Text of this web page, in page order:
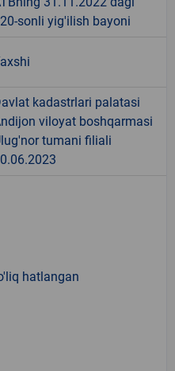
sonli yig'ilish bayoni
kadastrlari palatasi
viloyat boshqarmasi
tumani filiali
hatlangan